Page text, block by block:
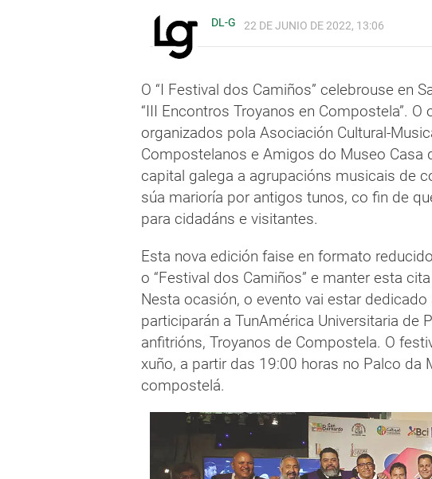
DL-G 22 DE JUNIO DE 2022, 13:06
O “I Festival dos Camiños” celebrouse en
“III Encontros Troyanos en Compostela”.
organizados pola Asociación Cultural-
Compostelanos e Amigos do Museo Casa
capital galega a agrupacións musicais de
súa marioría por antigos tunos, co fin de
para cidadáns e visitantes.
Esta nova edición faise en formato
o “Festival dos Camiños” e manter esta
Nesta ocasión, o evento vai estar
participarán a TunAmérica Universitaria de
anfitrións, Troyanos de Compostela. O
xuño, a partir das 19:00 horas no Palco da
compostelá.